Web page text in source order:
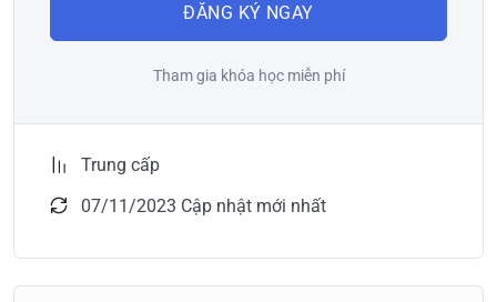
ĐĂNG KÝ NGAY
Tham gia khóa học miễn phí
Trung cấp
07/11/2023 Cập nhật mới nhất